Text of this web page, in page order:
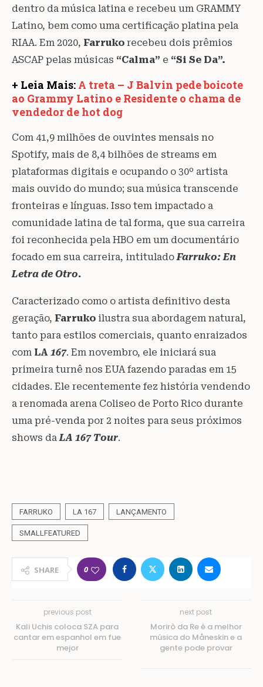
dentro da música latina e recebeu um GRAMMY
Latino, bem como uma certificação platina pela
RIAA. Em 2020, Farruko recebeu dois prêmios
ASCAP pelas músicas “Calma” e “Si Se Da”.
+ Leia Mais: A treta – J Balvin pede boicote
ao Grammy Latino e Residente o chama de
vendedor de hot dog
Com 41,9 milhões de ouvintes mensais no
Spotify, mais de 8,4 bilhões de streams em
plataformas digitais e ocupando o 30º artista
mais ouvido do mundo; sua música transcende
fronteiras e línguas. Isso tem impactado a
comunidade latina de tal forma, que sua carreira
foi reconhecida pela HBO em um documentário
focado em sua carreira, intituladoFarruko: En
Letra de Otro.
Caracterizado como o artista definitivo desta
geração, Farruko ilustra sua abordagem natural,
tanto para estilos comerciais, quanto enraizados
com LA 167. Em novembro, ele iniciará sua
primeira turnê nos EUA fazendo paradas em 15
cidades. Ele recentemente fez história vendendo
a renomada arena Coliseo de Porto Rico durante
uma pré-venda por 2 noites para seus próximos
shows daLA 167 Tour.
FARRUKO LA 167 LANÇAMENTO
SMALLFEATURED
SHARE 0
previous post
Kali Uchis coloca SZA para
cantar em espanhol em fue
mejor
next post
Morirò da Re é a melhor
música do Måneskin e a
gente pode provar